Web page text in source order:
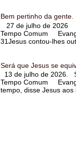
Bem pertinho da gente.
27 de julho de 2026
Tempo Comum
31Jesus contou-lhes
Será que Jesus se
13 de julho de 2026.
Tempo Comum
tempo, disse Jesus aos